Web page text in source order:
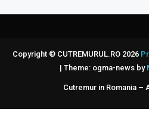
Copyright © CUTREMURUL.RO 2026
| Theme: ogma-news by
Cutremur in Romania –